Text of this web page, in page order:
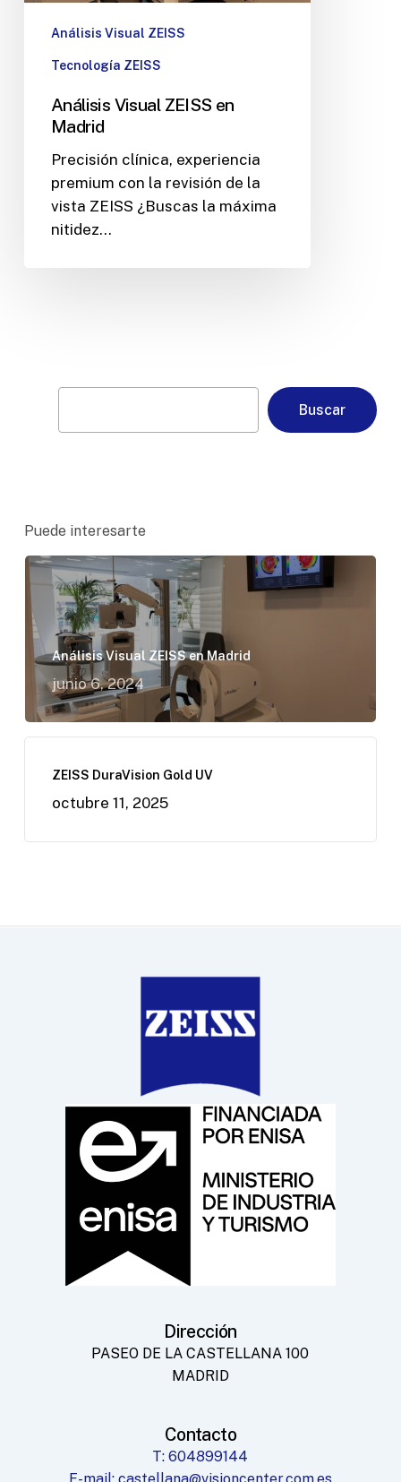
Análisis Visual ZEISS
Tecnología ZEISS
Análisis Visual ZEISS en
Madrid
Precisión clínica, experiencia
premium con la revisión de la
vista ZEISS ¿Buscas la máxima
nitidez…
Buscar
Puede interesarte
Análisis Visual ZEISS en Madrid
junio 6, 2024
ZEISS DuraVision Gold UV
octubre 11, 2025
Dirección
PASEO DE LA CASTELLANA 100
MADRID
Contacto
T: 604899144